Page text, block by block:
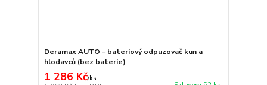
Deramax AUTO – bateriový odpuzovač kun a
hlodavců (bez baterie)
1 286 Kč/ks